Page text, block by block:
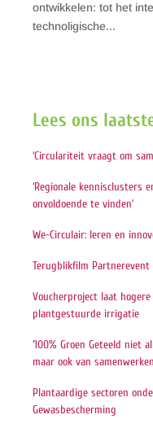
ontwikkelen: tot het
technoligische...
Lees ons
‘Circulariteit vraagt om
‘Regionale kennisclusters
onvoldoende te vinden’
We-Circulair: leren en
Terugblikfilm Partnerevent
Voucherproject laat
plantgestuurde irrigatie
‘100% Groen Geteeld niet
maar ook van
Plantaardige sectoren
Gewasbescherming